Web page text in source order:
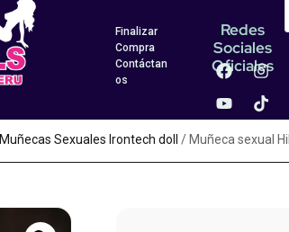
Finalizar
Compra
Contáctan
os
Redes
Sociales
Oficiales
Muñecas Sexuales Irontech doll / Muñeca sexual